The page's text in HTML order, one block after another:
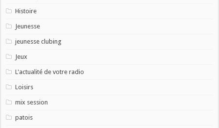
Histoire
Jeunesse
jeunesse clubing
Jeux
L'actualité de votre radio
Loisirs
mix session
patois